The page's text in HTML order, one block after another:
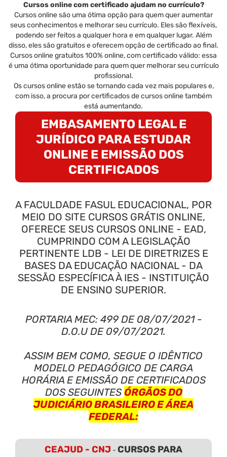
Cursos online com certificado ajudam no currículo?
Cursos online são uma ótima opção para quem quer aumentar
seus conhecimentos e melhorar seu currículo. Eles são flexíveis,
podendo ser feitos a qualquer hora e em qualquer lugar. Além
disso, eles são gratuitos e oferecem opção de certificado ao final.
Cursos online gratuitos 100% online, com certificado válido: essa
é uma ótima oportunidade para quem quer melhorar seu currículo
profissional.
Os cursos online estão se tornando cada vez mais populares e,
com isso, a procura por certificados de cursos online também
está aumentando.
EMBASAMENTO LEGAL E
JURÍDICO PARA ESTUDAR
ONLINE E EMISSÃO DOS
CERTIFICADOS
A FACULDADE FASUL EDUCACIONAL, POR
MEIO DO SITE CURSOS GRÁTIS ONLINE,
OFERECE SEUS CURSOS ONLINE - EAD,
CUMPRINDO COM A LEGISLAÇÃO
PERTINENTE LDB - LEI DE DIRETRIZES E
BASES DA EDUCAÇÃO NACIONAL - DA
SESSÃO ESPECÍFICA À IES - INSTITUIÇÃO
DE ENSINO SUPERIOR.
PORTARIA MEC: 499 DE 08/07/2021 -
D.O.U DE 09/07/2021.
ASSIM BEM COMO, SEGUE O IDÊNTICO
MODELO PEDAGÓGICO DE CARGA
HORÁRIA E EMISSÃO DE CERTIFICADOS
DOS SEGUINTES ÓRGÃOS DO
JUDICIÁRIO BRASILEIRO E ÁREA
FEDERAL:
CEAJUD - CNJ - CURSOS PARA